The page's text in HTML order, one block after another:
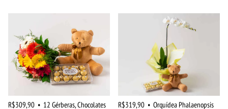
R$309,90 • 12 Gérberas, Chocolates
R$319,90 • Orquídea Phalaenopsis